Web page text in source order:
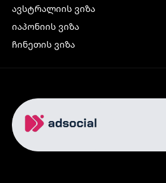
ავსტრალიის ვიზა
იაპონიის ვიზა
ჩინეთის ვიზა
ჩრდილოეთ ირლანდიის ვიზა
რუსეთის ვიზა
ავიაბილეთები